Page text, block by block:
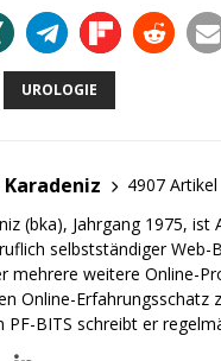
UROLOGIE
4907 Artikel
(bka), Jahrgang 1975,
selbstständiger
mehrere weitere Online-
Online-Erfahrungsschatz
PF-BITS schreibt er